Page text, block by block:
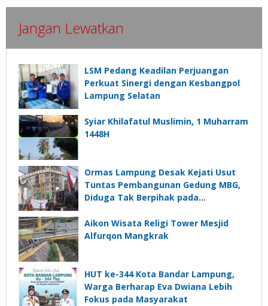
Jangan Lewatkan
LSM Pedang Keadilan Perjuangan
Perkuat Sinergi dengan Kesbangpol
Lampung Selatan
Syiar Khilafatul Muslimin, 1 Muharram
1448H
Ormas Lampung Desak Kejati Usut
Tuntas Pembangunan Gedung MBG,
Diduga Tak Berpihak pada
Aikon Wisata Religi Tower Mesjid
Alfurqon Mangkrak
HUT ke-344 Kota Bandar Lampung,
Warga Berharap Eva Dwiana Lebih
Fokus pada Masyarakat